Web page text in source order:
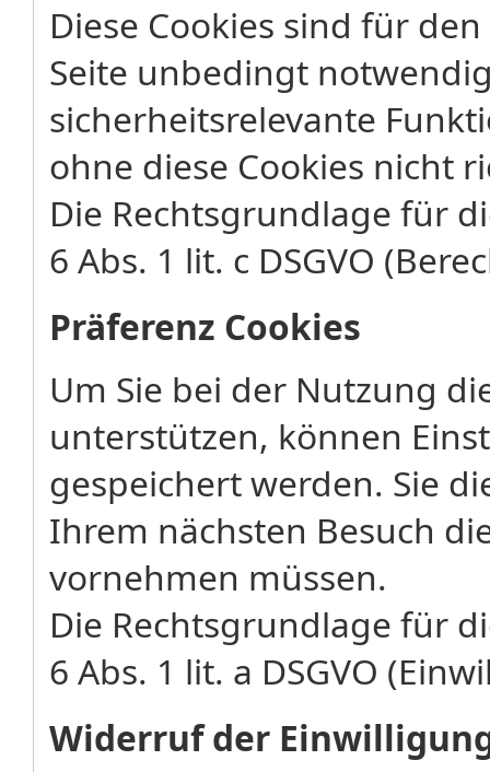
Diese Cookies sind für
Seite unbedingt
sicherheitsrelevante
ohne diese Cookies nicht
Die Rechtsgrundlage für
6 Abs. 1 lit. c DSGVO
Präferenz Cookies
Um Sie bei der Nutzung
unterstützen, können
gespeichert werden. Sie
Ihrem nächsten Besuch
vornehmen müssen.
Die Rechtsgrundlage für
6 Abs. 1 lit. a DSGVO
Widerruf der